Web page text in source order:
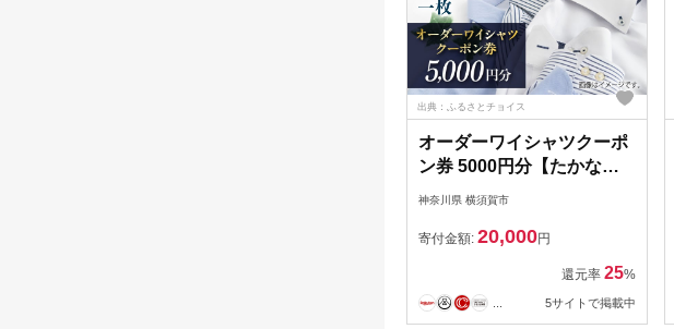
出典：ふるさとチョイス
オーダーワイシャツクーポ
ン券 5000円分【たかなし
洋服店】 [AKFF021]
神奈川県 横須賀市
寄付金額: 20,000円
還元率25%
5サイトで掲載中